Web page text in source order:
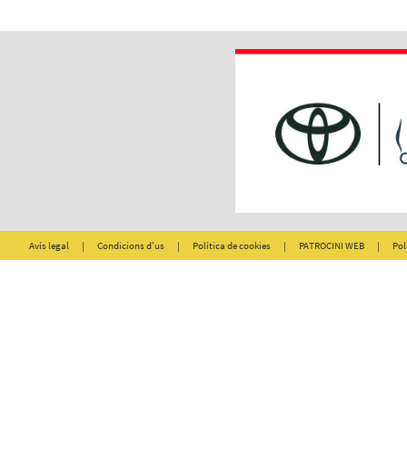
Avís legal | Condicions d'us | Política de cookies | PATROCINI WEB |